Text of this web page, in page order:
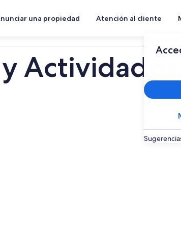
una propiedad Atención al cliente
Actividades